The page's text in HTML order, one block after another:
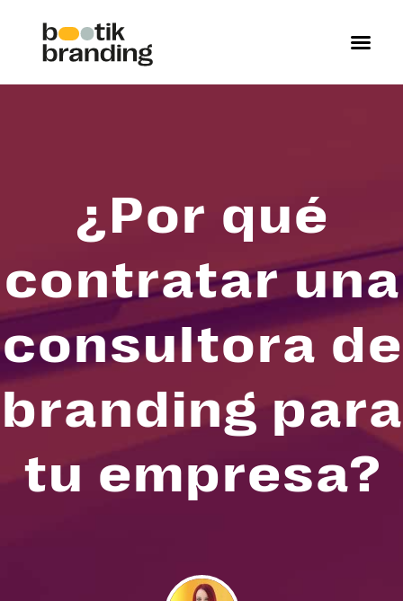
¿Por qué
contratar una
consultora de
branding para
tu empresa?